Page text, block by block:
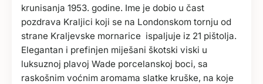
krunisanja 1953. godine. Ime je dobio u čast
pozdrava Kraljici koji se na Londonskom tornju od
strane Kraljevske mornarice ispaljuje iz 21 pištolja.
Elegantan i prefinjen miješani škotski viski u
luksuznoj plavoj Wade porcelanskoj boci, sa
raskošnim voćnim aromama slatke kruške, na koje